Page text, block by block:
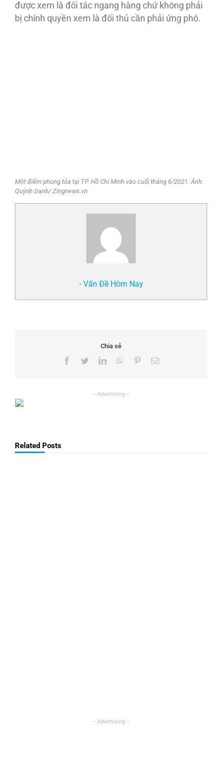
được xem là đối tác ngang hàng chứ không phải
bị chính quyền xem là đối thủ cần phải ứng phó.
Một điểm phong tỏa tại TP. Hồ Chí Minh vào cuối tháng 6/2021. Ảnh:
Quỳnh Danh/ Zingnews.vn
- Vấn Đề Hôm Nay
Chia sẻ
Facebook
TwitterLinkedInWhatsApp
PinterestEmail
Related Posts